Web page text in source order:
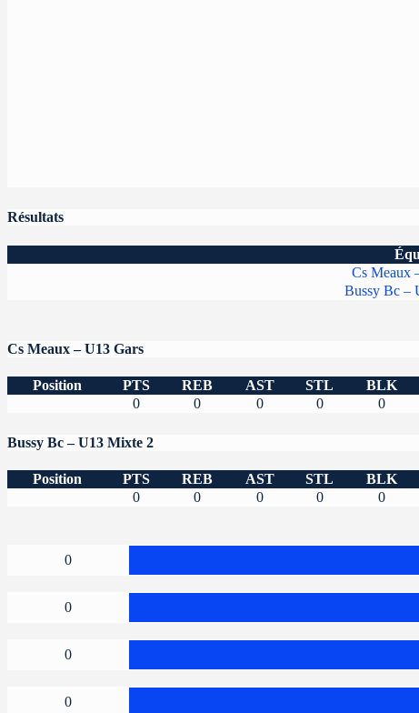
Résultats
Cs Meaux
Bussy Bc –
Cs Meaux – U13 Gars
Position PTS REB AST STL BLK
0
0 0 0 0
Bussy Bc – U13 Mixte 2
Position PTS REB AST STL BLK
0
0 0 0 0
0
0
0
0